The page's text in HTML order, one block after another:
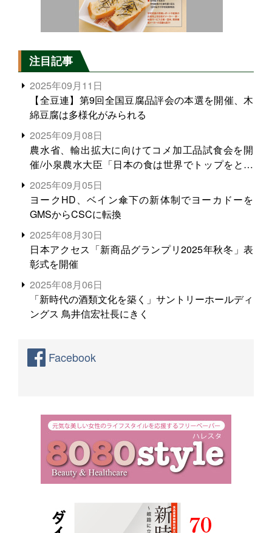
注目記事
2025年09月11日
【全豆連】第9回全国豆腐品評会の本選を開催、木
綿豆腐は多様化がみられる
2025年09月08日
農水省、輸出拡大に向けてコメ加工品試食会を開
催/小泉農水大臣「日本の食は世界でトップをとれ
る。米増産に向けて、米輸出需要の拡大を」
2025年09月05日
ヨークHD、ベイン傘下の新体制でヨーカドーを
GMSからCSCに転換
2025年08月30日
日本アクセス「新商品グランプリ2025年秋冬」表
彰式を開催
2025年08月06日
「新時代の酒類文化を築く」サントリーホールディ
ングス 鳥井信宏社長にきく
Facebook